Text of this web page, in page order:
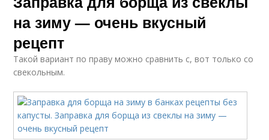
на зиму — очень вкусный
рецепт
Такой вариант по праву можно сравнить с, вот только со
свекольным.